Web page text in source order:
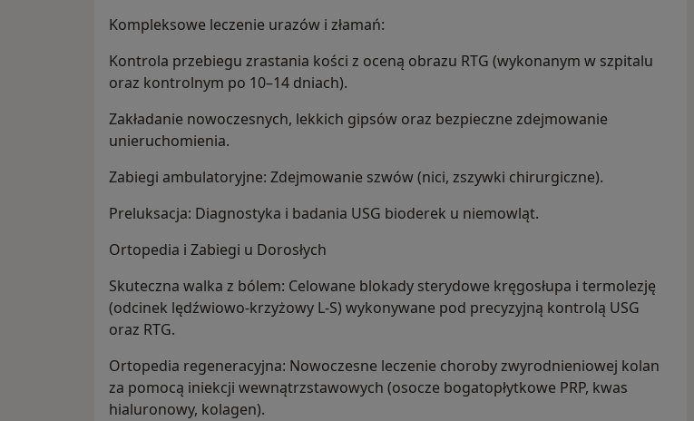
Kompleksowe leczenie urazów i złamań:
Kontrola przebiegu zrastania kości z oceną obrazu RTG (wykonanym w szpitalu
oraz kontrolnym po 10–14 dniach).
Zakładanie nowoczesnych, lekkich gipsów oraz bezpieczne zdejmowanie
unieruchomienia.
Zabiegi ambulatoryjne: Zdejmowanie szwów (nici, zszywki chirurgiczne).
Preluksacja: Diagnostyka i badania USG bioderek u niemowląt.
Ortopedia i Zabiegi u Dorosłych
Skuteczna walka z bólem: Celowane blokady sterydowe kręgosłupa i termolezję
(odcinek lędźwiowo-krzyżowy L-S) wykonywane pod precyzyjną kontrolą USG
oraz RTG.
Ortopedia regeneracyjna: Nowoczesne leczenie choroby zwyrodnieniowej kolan
za pomocą iniekcji wewnątrzstawowych (osocze bogatopłytkowe PRP, kwas
hialuronowy, kolagen).